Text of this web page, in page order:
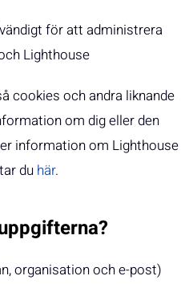
för att administrera
Lighthouse
cookies och andra liknande
om dig eller den
information om Lighthouse
du här.
organisation och e-post)